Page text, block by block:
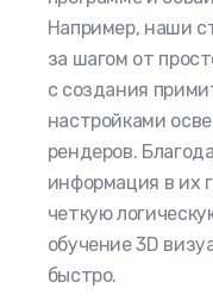
Например, наши
за шагом от
с создания
настройками
рендеров.
информация в их
четкую
обучение 3D
быстро.